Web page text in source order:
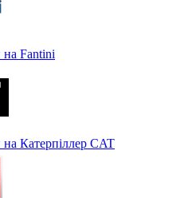
на Fantini
Катерпіллер CAT